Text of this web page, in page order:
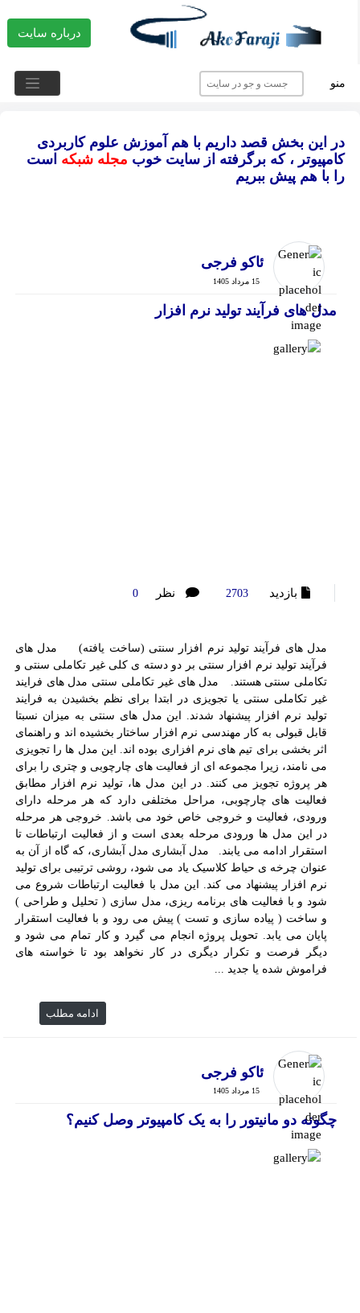
درباره سایت
منو
در این بخش قصد داریم با هم آموزش علوم کاربردی
کامپیوتر ، که برگرفته از سایت خوب مجله شبکهاست
را با هم پیش ببریم
ئاکو فرجی
15 مرداد 1405
مدل های فرآیند تولید نرم افزار
بازدید 2703 نظر 0
مدل های فرآیند تولید نرم افزار سنتی (ساخت یافته) مدل های
فرآیند تولید نرم افزار سنتی بر دو دسته ی کلی غیر تکاملی سنتی و
تکاملی سنتی هستند. مدل های غیر تکاملی سنتی مدل های فرایند
غیر تکاملی سنتی یا تجویزی در ابتدا برای نظم بخشیدن به فرایند
تولید نرم افزار پیشنهاد شدند. این مدل های سنتی به میزان نسبتا
قابل قبولی به کار مهندسی نرم افزار ساختار بخشیده اند و راهنمای
اثر بخشی برای تیم های نرم افزاری بوده اند. این مدل ها را تجویزی
می نامند، زیرا مجموعه ای از فعالیت های چارچوبی و چتری را برای
هر پروژه تجویز می کنند. در این مدل ها، تولید نرم افزار مطابق
فعالیت های چارچوبی، مراحل مختلفی دارد که هر مرحله دارای
ورودی، فعالیت و خروجی خاص خود می باشد. خروجی هر مرحله
در این مدل ها ورودی مرحله بعدی است و از فعالیت ارتباطات تا
استقرار ادامه می یابند. مدل آبشاری مدل آبشاری، که گاه از آن به
عنوان چرخه ی حیاط کلاسیک یاد می شود، روشی ترتیبی برای تولید
نرم افزار پیشنهاد می کند. این مدل با فعالیت ارتباطات شروع می
شود و با فعالیت های برنامه ریزی، مدل سازی ( تحلیل و طراحی )
و ساخت ( پیاده سازی و تست ) پیش می رود و با فعالیت استقرار
پایان می یابد. تحویل پروژه انجام می گیرد و کار تمام می شود و
دیگر فرصت و تکرار دیگری در کار نخواهد بود تا خواسته های
فراموش شده یا جدید ...
ادامه مطلب
ئاکو فرجی
15 مرداد 1405
چگونه دو مانیتور را به یک کامپیوتر وصل کنیم؟